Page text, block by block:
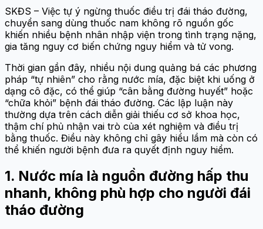
SKĐS – Việc tự ý ngừng thuốc điều trị đái tháo đường,
chuyển sang dùng thuốc nam không rõ nguồn gốc
khiến nhiều bệnh nhân nhập viện trong tình trạng nặng,
gia tăng nguy cơ biến chứng nguy hiểm và tử vong.
Thời gian gần đây, nhiều nội dung quảng bá các phương
pháp “tự nhiên” cho rằng nước mía, đặc biệt khi uống ở
dạng cô đặc, có thể giúp “cân bằng đường huyết” hoặc
“chữa khỏi” bệnh đái tháo đường. Các lập luận này
thường dựa trên cách diễn giải thiếu cơ sở khoa học,
thậm chí phủ nhận vai trò của xét nghiệm và điều trị
bằng thuốc. Điều này không chỉ gây hiểu lầm mà còn có
thể khiến người bệnh đưa ra quyết định nguy hiểm.
1. Nước mía là nguồn đường hấp thu
nhanh, không phù hợp cho người đái
tháo đường